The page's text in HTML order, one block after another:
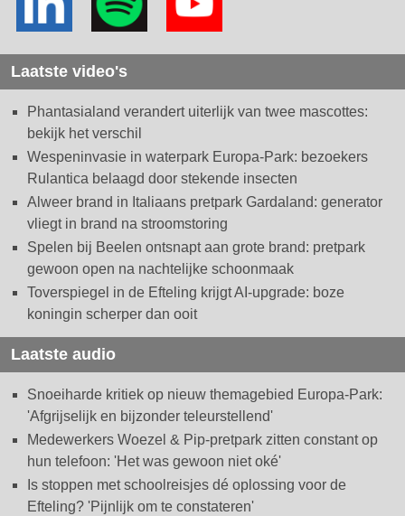
Laatste video's
Phantasialand verandert uiterlijk van twee mascottes:
bekijk het verschil
Wespeninvasie in waterpark Europa-Park: bezoekers
Rulantica belaagd door stekende insecten
Alweer brand in Italiaans pretpark Gardaland: generator
vliegt in brand na stroomstoring
Spelen bij Beelen ontsnapt aan grote brand: pretpark
gewoon open na nachtelijke schoonmaak
Toverspiegel in de Efteling krijgt AI-upgrade: boze
koningin scherper dan ooit
Laatste audio
Snoeiharde kritiek op nieuw themagebied Europa-Park:
'Afgrijselijk en bijzonder teleurstellend'
Medewerkers Woezel & Pip-pretpark zitten constant op
hun telefoon: 'Het was gewoon niet oké'
Is stoppen met schoolreisjes dé oplossing voor de
Efteling? 'Pijnlijk om te constateren'